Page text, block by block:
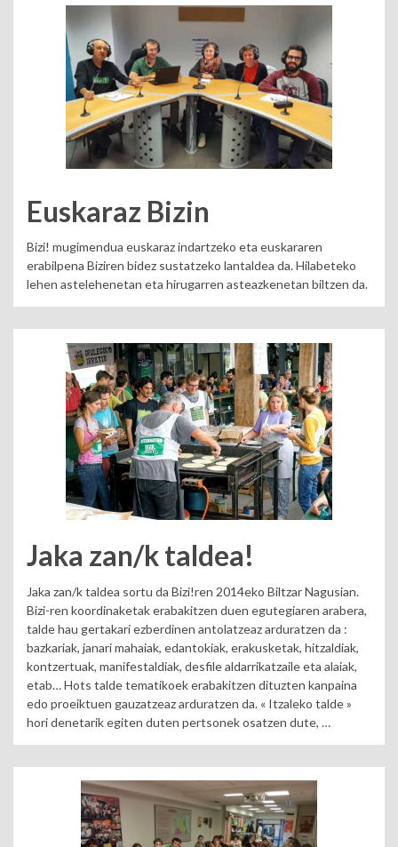
Euskaraz Bizin
Bizi! mugimendua euskaraz indartzeko eta euskararen
erabilpena Biziren bidez sustatzeko lantaldea da. Hilabeteko
lehen astelehenetan eta hirugarren asteazkenetan biltzen da.
Jaka zan/k taldea!
Jaka zan/k taldea sortu da Bizi!ren 2014eko Biltzar Nagusian.
Bizi-ren koordinaketak erabakitzen duen egutegiaren arabera,
talde hau gertakari ezberdinen antolatzeaz arduratzen da :
bazkariak, janari mahaiak, edantokiak, erakusketak, hitzaldiak,
kontzertuak, manifestaldiak, desfile aldarrikatzaile eta alaiak,
etab… Hots talde tematikoek erabakitzen dituzten kanpaina
edo proeiktuen gauzatzeaz arduratzen da. « Itzaleko talde »
hori denetarik egiten duten pertsonek osatzen dute, …